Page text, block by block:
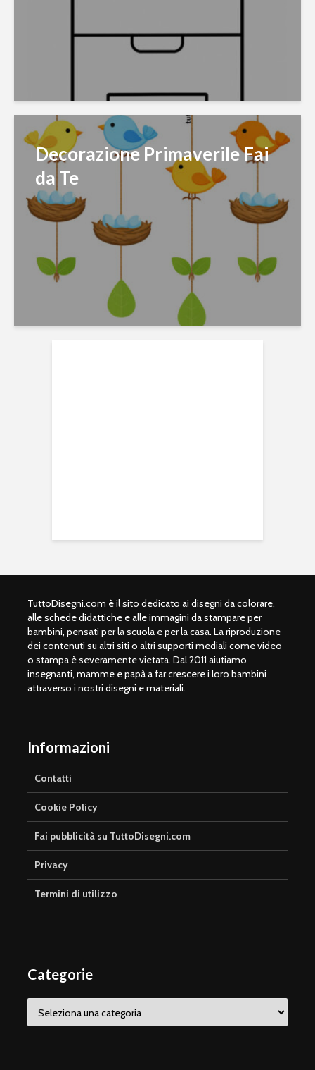
Decorazione Primaverile Fai
da Te
TuttoDisegni.com è il sito dedicato ai disegni da colorare,
alle schede didattiche e alle immagini da stampare per
bambini, pensati per la scuola e per la casa. La riproduzione
dei contenuti su altri siti o altri supporti mediali come video
o stampa è severamente vietata. Dal 2011 aiutiamo
insegnanti, mamme e papà a far crescere i loro bambini
attraverso i nostri disegni e materiali.
Informazioni
Contatti
Cookie Policy
Fai pubblicità su TuttoDisegni.com
Privacy
Termini di utilizzo
Categorie